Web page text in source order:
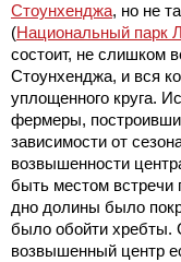
Стоунхенджа, но не
(Национальный парк
состоит, не слишком
Стоунхенджа, и вся
уплощенного круга.
фермеры,
зависимости от
возвышенности
быть местом
дно долины было
было обойти хребты.
возвышенный центр